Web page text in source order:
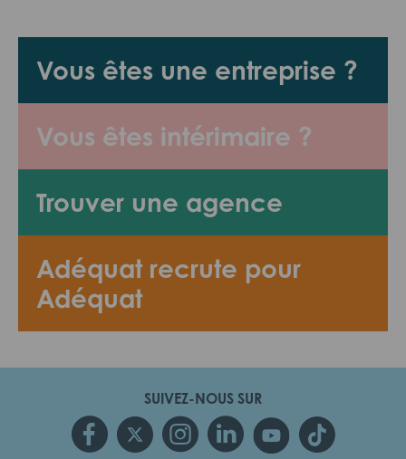
Vous êtes une entreprise ?
Vous êtes intérimaire ?
Trouver une agence
Adéquat recrute pour
Adéquat
SUIVEZ-NOUS SUR